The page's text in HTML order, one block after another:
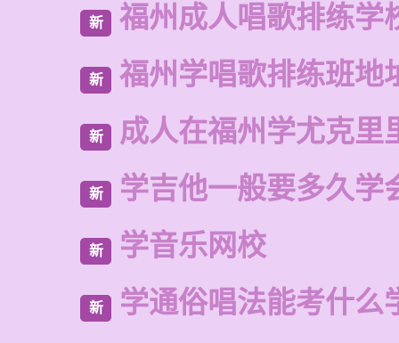
新 福州成人唱歌排练学
新 福州学唱歌排练班地
新 成人在福州学尤克里
新 学吉他一般要多久学
新 学音乐网校
新 学通俗唱法能考什么